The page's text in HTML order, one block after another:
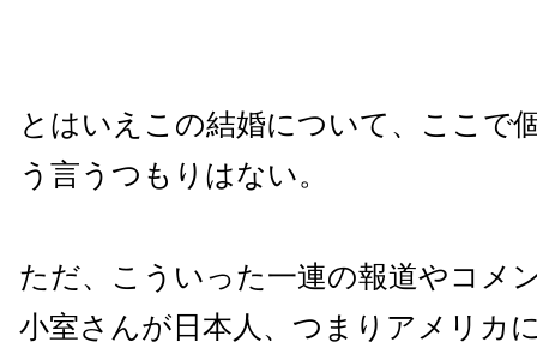
とはいえこの結婚について、ここで
う言うつもりはない。
ただ、こういった一連の報道やコメ
小室さんが日本人、つまりアメリカ